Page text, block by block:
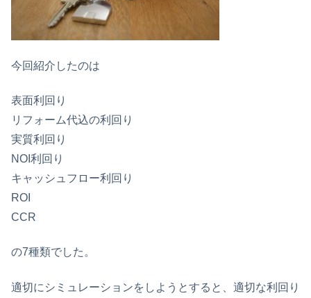
今回紹介したのは
表面利回り
リフォーム代込の利回り
実質利回り
NOI利回り
キャッシュフロー利回り
ROI
CCR
の7種類でした。
適切にシミュレーションをしようとすると、適切な利回り